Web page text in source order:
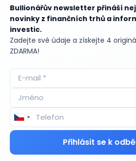
Bullionářův newsletter přináší
novinky z finančních trhů a
investic.
Zadejte své údaje a získejte 4
ZDARMA!
Přihlásit se k
Aktuální